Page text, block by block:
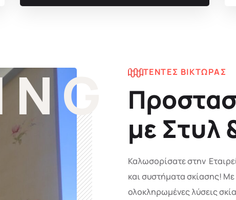
ΤΕΝΤΕΣ ΒΙΚΤΩΡΑΣ
με Στυλ
Καλωσορίσατε στην
και συστήματα σκίασης!
ολοκληρωμένες λύσεις